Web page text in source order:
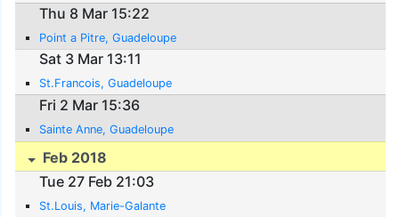
Thu 8 Mar 15:22
Point a Pitre, Guadeloupe
Sat 3 Mar 13:11
St.Francois, Guadeloupe
Fri 2 Mar 15:36
Sainte Anne, Guadeloupe
Feb 2018
Tue 27 Feb 21:03
St.Louis, Marie-Galante